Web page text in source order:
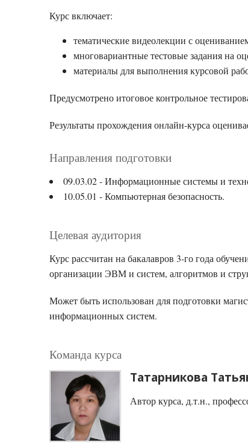
Курс включает:
тематические видеолекции с
многовариантные тестовые задания на
материалы для выполнения курсовой
Предусмотрено итоговое контрольное
Результаты прохождения онлайн-курса
Направления подготовки
09.03.02 - Информационные системы и
10.05.01 - Компьютерная безопасность.
Целевая аудитория
Курс рассчитан на бакалавров 3-го года
организации ЭВМ и систем, алгоритмов и
Может быть использован для подготовки
информационных систем.
Команда курса
Татарникова
Автор курса, д.т.н.,